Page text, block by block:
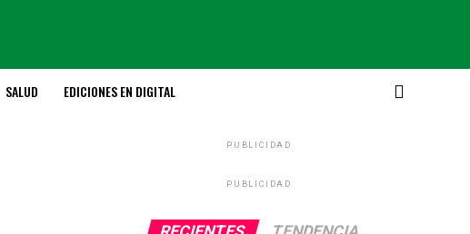
SALUD EDICIONES EN DIGITAL
PUBLICIDAD
PUBLICIDAD